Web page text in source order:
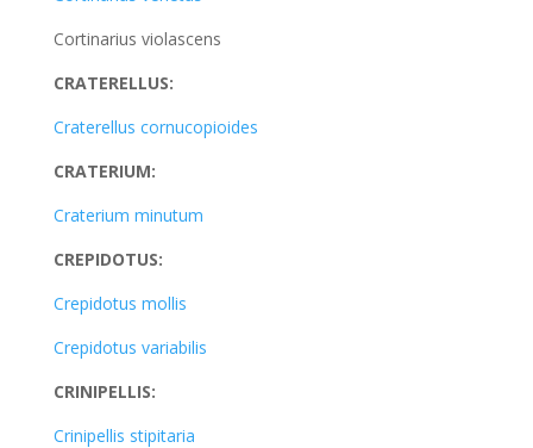
Cortinarius violascens
CRATERELLUS:
Craterellus cornucopioides
CRATERIUM:
Craterium minutum
CREPIDOTUS:
Crepidotus mollis
Crepidotus variabilis
CRINIPELLIS:
Crinipellis stipitaria